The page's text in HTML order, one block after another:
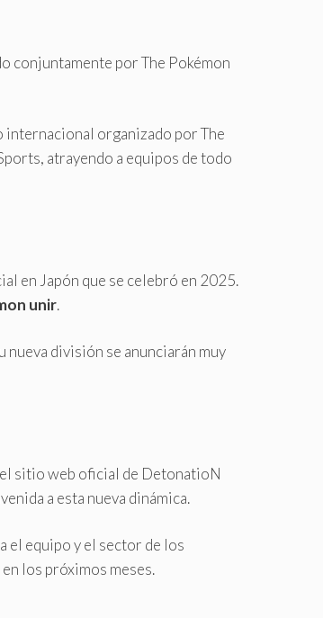
conjuntamente por The Pokémon
internacional organizado por The
atrayendo a equipos de todo
en Japón que se celebró en 2025.
unir.
división se anunciarán muy
sitio web oficial de DetonatioN
a esta nueva dinámica.
el equipo y el sector de los
los próximos meses.